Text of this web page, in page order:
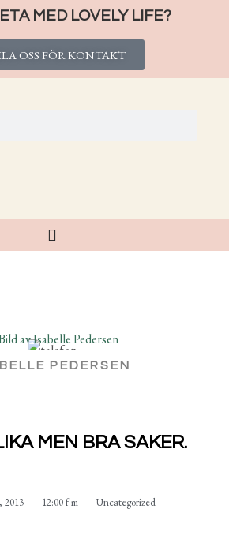
MED LOVELY LIFE?
OSS FÖR KONTAKT
PEDERSEN
MEN BRA SAKER.
2013 12:00 f m Uncategorized